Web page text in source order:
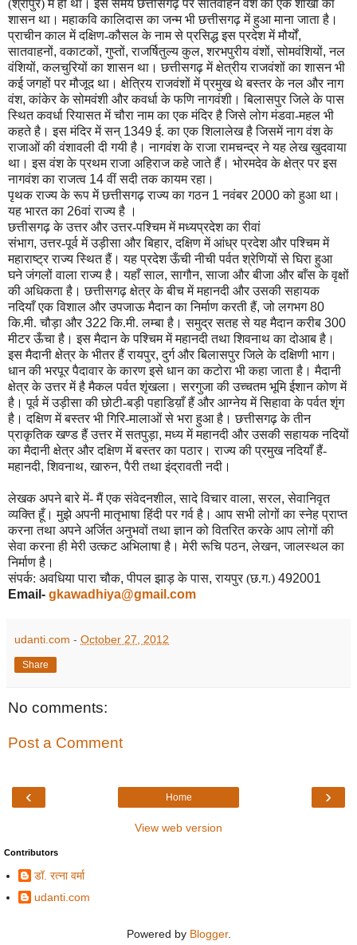
(श्रीपुर) में ही था। इस समय छत्तीसगढ़ पर सातवाहन वंश की एक शाखा का
शासन था। महाकवि कालिदास का जन्म भी छत्तीसगढ़ में हुआ माना जाता है।
प्राचीन काल में दक्षिण-कौसल के नाम से प्रसिद्ध इस प्रदेश में मौर्यों,
सातवाहनों,वकाटकों,गुप्तों,राजर्षितुल्य कुल,शरभपुरीय वंशों,सोमवंशियों,नल
वंशियों,कलचुरियों का शासन था। छत्तीसगढ़ में क्षेत्रीय राजवंशों का शासन भी
कई जगहों पर मौजूद था। क्षेत्रिय राजवंशों में प्रमुख थे बस्तर के नल और नाग
वंश,कांकेर के सोमवंशी और कवर्धा के फणि नागवंशी। बिलासपुर जिले के पास
स्थित कवर्धा रियासत में चौरा नाम का एक मंदिर है जिसे लोग मंडवा-महल भी
कहते है। इस मंदिर में सन् 1349ई. का एक शिलालेख है जिसमें नाग वंश के
राजाओं की वंशावली दी गयी है। नागवंश के राजा रामचन्द्र ने यह लेख खुदवाया
था। इस वंश के प्रथम राजा अहिराज कहे जाते हैं। भोरमदेव के क्षेत्र पर इस
नागवंश का राजत्व 14वीं सदी तक कायम रहा।
पृथक राज्य के रूप में छत्तीसगढ़ राज्य का गठन 1 नवंबर 2000को हुआ था।
यह भारत का 26वां राज्य है ।
छत्तीसगढ़ के उत्तर और उत्तर-पश्चिम में मध्यप्रदेश का रीवां
संभाग,उत्तर-पूर्व में उड़ीसा और बिहार,दक्षिण में आंध्र प्रदेश और पश्चिम में
महाराष्ट्र राज्य स्थित हैं। यह प्रदेश ऊँची नीची पर्वत श्रेणियों से घिरा हुआ
घने जंगलों वाला राज्य है। यहाँ साल,सागौन,साजा और बीजा और बाँस के वृक्षों
की अधिकता है। छत्तीसगढ़ क्षेत्र के बीच में महानदी और उसकी सहायक
नदियाँ एक विशाल और उपजाऊ मैदान का निर्माण करती हैं,जो लगभग80
कि.मी. चौड़ा और 322 कि.मी. लम्बा है। समुद्र सतह से यह मैदान करीब 300
मीटर ऊँचा है। इस मैदान के पश्चिम में महानदी तथा शिवनाथ का दोआब है।
इस मैदानी क्षेत्र के भीतर हैं रायपुर,दुर्ग और बिलासपुर जिले के दक्षिणी भाग।
धान की भरपूर पैदावार के कारण इसे धान का कटोरा भी कहा जाता है। मैदानी
क्षेत्र के उत्तर में है मैकल पर्वत शृंखला। सरगुजा की उच्चतम भूमि ईशान कोण में
है। पूर्व में उड़ीसा की छोटी-बड़ी पहाडिय़ाँ हैं और आग्नेय में सिहावा के पर्वत शृंग
है। दक्षिण में बस्तर भी गिरि-मालाओं से भरा हुआ है। छत्तीसगढ़ के तीन
प्राकृतिक खण्ड हैं उत्तर में सतपुड़ा,मध्य में महानदी और उसकी सहायक नदियों
का मैदानी क्षेत्र और दक्षिण में बस्तर का पठार। राज्य की प्रमुख नदियाँ हैं-
महानदी,शिवनाथ,खारुन,पैरी तथा इंद्रावती नदी।
लेखक अपने बारे में- मैं एक संवेदनशील,सादे विचार वाला,सरल,सेवानिवृत
व्यक्ति हूँ। मुझे अपनी मातृभाषा हिंदी पर गर्व है। आप सभी लोगों का स्नेह प्राप्त
करना तथा अपने अर्जित अनुभवों तथा ज्ञान को वितरित करके आप लोगों की
सेवा करना ही मेरी उत्कट अभिलाषा है। मेरी रूचि पठन,लेखन,जालस्थल का
निर्माण है।
संपर्क: अवधिया पारा चौक,पीपल झाड़ के पास,रायपुर (छ.ग.) 492001
Email- gkawadhiya@gmail.com
udanti.com - October 27, 2012
Share
No comments:
Post a Comment
‹ ›
Home
View web version
Contributors
डॉ. रत्ना वर्मा
udanti.com
Powered by Blogger.